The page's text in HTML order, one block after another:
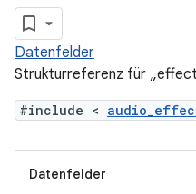
Datenfelder
Strukturreferenz für
#include <
Datenfelder